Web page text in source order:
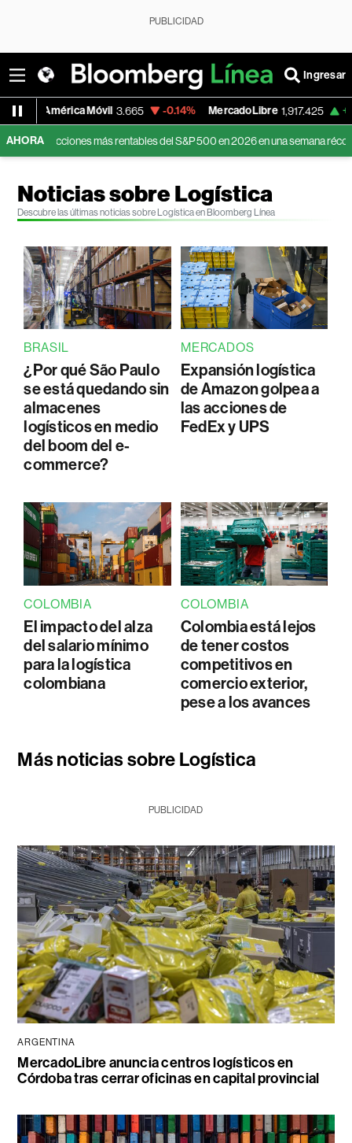
PUBLICIDAD
Ingresar
Móvil 3.665 -0.14% MercadoLibre 1,917.425 +1.45%
AHORAmás rentables del S&P 500 en 2026 en una semana récord para Wall
Noticias sobre Logística
Descubre las últimas noticias sobre Logística en Bloomberg Línea
BRASIL
¿Por qué São Paulo
se está quedando sin
almacenes
logísticos en medio
del boom del e-
commerce?
MERCADOS
Expansión logística
de Amazon golpea a
las acciones de
FedEx y UPS
COLOMBIA
El impacto del alza
del salario mínimo
para la logística
colombiana
COLOMBIA
Colombia está lejos
de tener costos
competitivos en
comercio exterior,
pese a los avances
Más noticias sobre Logística
PUBLICIDAD
ARGENTINA
MercadoLibre anuncia centros logísticos en
Córdoba tras cerrar oficinas en capital provincial